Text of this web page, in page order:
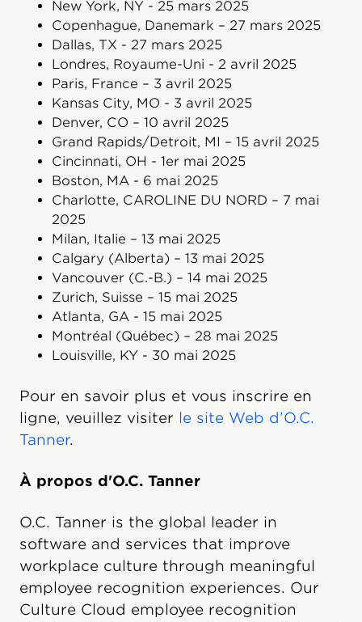
New York, NY - 25 mars 2025
Copenhague, Danemark – 27 mars 2025
Dallas, TX - 27 mars 2025
Londres, Royaume-Uni - 2 avril 2025
Paris, France – 3 avril 2025
Kansas City, MO - 3 avril 2025
Denver, CO – 10 avril 2025
Grand Rapids/Detroit, MI – 15 avril 2025
Cincinnati, OH - 1er mai 2025
Boston, MA - 6 mai 2025
Charlotte, CAROLINE DU NORD – 7 mai
2025
Milan, Italie – 13 mai 2025
Calgary (Alberta) – 13 mai 2025
Vancouver (C.-B.) – 14 mai 2025
Zurich, Suisse – 15 mai 2025
Atlanta, GA - 15 mai 2025
Montréal (Québec) – 28 mai 2025
Louisville, KY - 30 mai 2025
Pour en savoir plus et vous inscrire en
ligne, veuillez visiter le site Web d’O.C.
Tanner.
À propos d'O.C. Tanner
O.C. Tanner is the global leader in
software and services that improve
workplace culture through meaningful
employee recognition experiences. Our
Culture Cloud employee recognition